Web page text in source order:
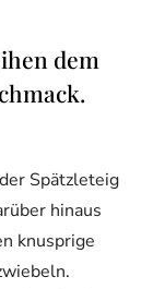
dem
Spätzleteig
hinaus
knusprige